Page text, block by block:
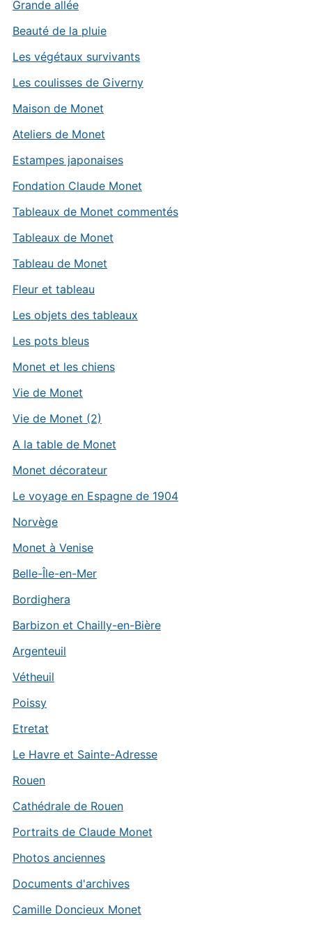
Grande allée
Beauté de la pluie
Les végétaux survivants
Les coulisses de Giverny
Maison de Monet
Ateliers de Monet
Estampes japonaises
Fondation Claude Monet
Tableaux de Monet commentés
Tableaux de Monet
Tableau de Monet
Fleur et tableau
Les objets des tableaux
Les pots bleus
Monet et les chiens
Vie de Monet
Vie de Monet (2)
A la table de Monet
Monet décorateur
Le voyage en Espagne de 1904
Norvège
Monet à Venise
Belle-Île-en-Mer
Bordighera
Barbizon et Chailly-en-Bière
Argenteuil
Vétheuil
Poissy
Etretat
Le Havre et Sainte-Adresse
Rouen
Cathédrale de Rouen
Portraits de Claude Monet
Photos anciennes
Documents d'archives
Camille Doncieux Monet